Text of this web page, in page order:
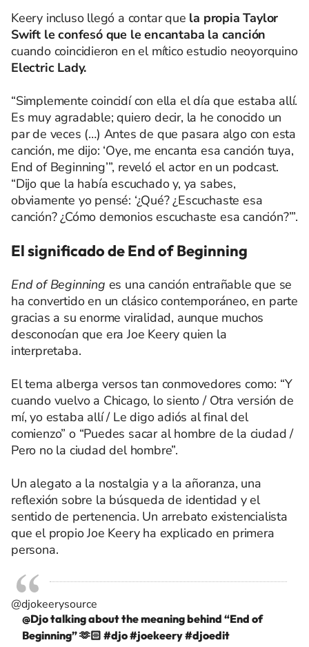
Keery incluso llegó a contar que la propia Taylor
Swift le confesó que le encantaba la canción
cuando coincidieron en el mítico estudio neoyorquino
Electric Lady.
“Simplemente coincidí con ella el día que estaba allí.
Es muy agradable; quiero decir, la he conocido un
par de veces (…) Antes de que pasara algo con esta
canción, me dijo: ‘Oye, me encanta esa canción tuya,
End of Beginning’”, reveló el actor en un podcast.
“Dijo que la había escuchado y, ya sabes,
obviamente yo pensé: ‘¿Qué? ¿Escuchaste esa
canción? ¿Cómo demonios escuchaste esa canción?’”.
El significado de End of Beginning
End of Beginning es una canción entrañable que se
ha convertido en un clásico contemporáneo, en parte
gracias a su enorme viralidad, aunque muchos
desconocían que era Joe Keery quien la
interpretaba.
El tema alberga versos tan conmovedores como: “Y
cuando vuelvo a Chicago, lo siento / Otra versión de
mí, yo estaba allí / Le digo adiós al final del
comienzo” o “Puedes sacar al hombre de la ciudad /
Pero no la ciudad del hombre”.
Un alegato a la nostalgia y a la añoranza, una
reflexión sobre la búsqueda de identidad y el
sentido de pertenencia. Un arrebato existencialista
que el propio Joe Keery ha explicado en primera
persona.
@djokeerysource
@Djo talking about the meaning behind “End of
Beginning” 🫶🏻 #djo#joekeery#djoedit